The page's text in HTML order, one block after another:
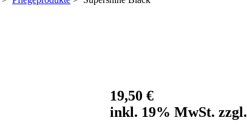
19,50 €
inkl. 19% MwSt. zzgl.